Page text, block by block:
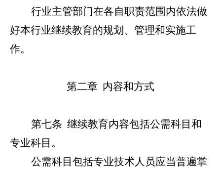
行业主管部门在各自职责范围内依法做
好本行业继续教育的规划、管理和实施工
作。
第二章 内容和方式
第七条 继续教育内容包括公需科目和
专业科目。
公需科目包括专业技术人员应当普遍掌